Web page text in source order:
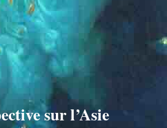
sur l’Asie